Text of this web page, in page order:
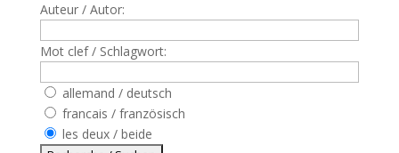
Auteur / Autor:
Mot clef / Schlagwort:
allemand / deutsch
francais / französisch
les deux / beide